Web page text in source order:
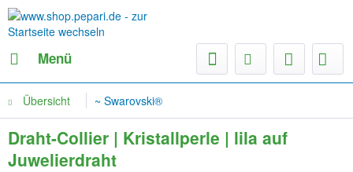
Menü
Übersicht ~ Swarovski®
Draht-Collier | Kristallperle | lila auf
Juwelierdraht